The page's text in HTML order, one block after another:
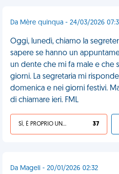
Da Mère quinqua - 24/03/2026
Oggi, lunedì, chiamo la
sapere se hanno un
un dente che mi fa male e che
giorni. La segretaria mi
domenica e nei giorni festivi.
di chiamare ieri. FML
SÌ, È PROPRIO UNA VDM! 37
Da Mageli - 20/01/2026 02:32